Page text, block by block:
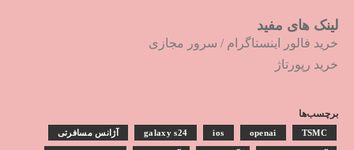
لینک های مفید
خرید فالور اینستاگرام / سرور مجازی
خرید رپورتاژ
برچسب‌ها
galaxy s24 ios openai TSMC آژانس مسافرتی